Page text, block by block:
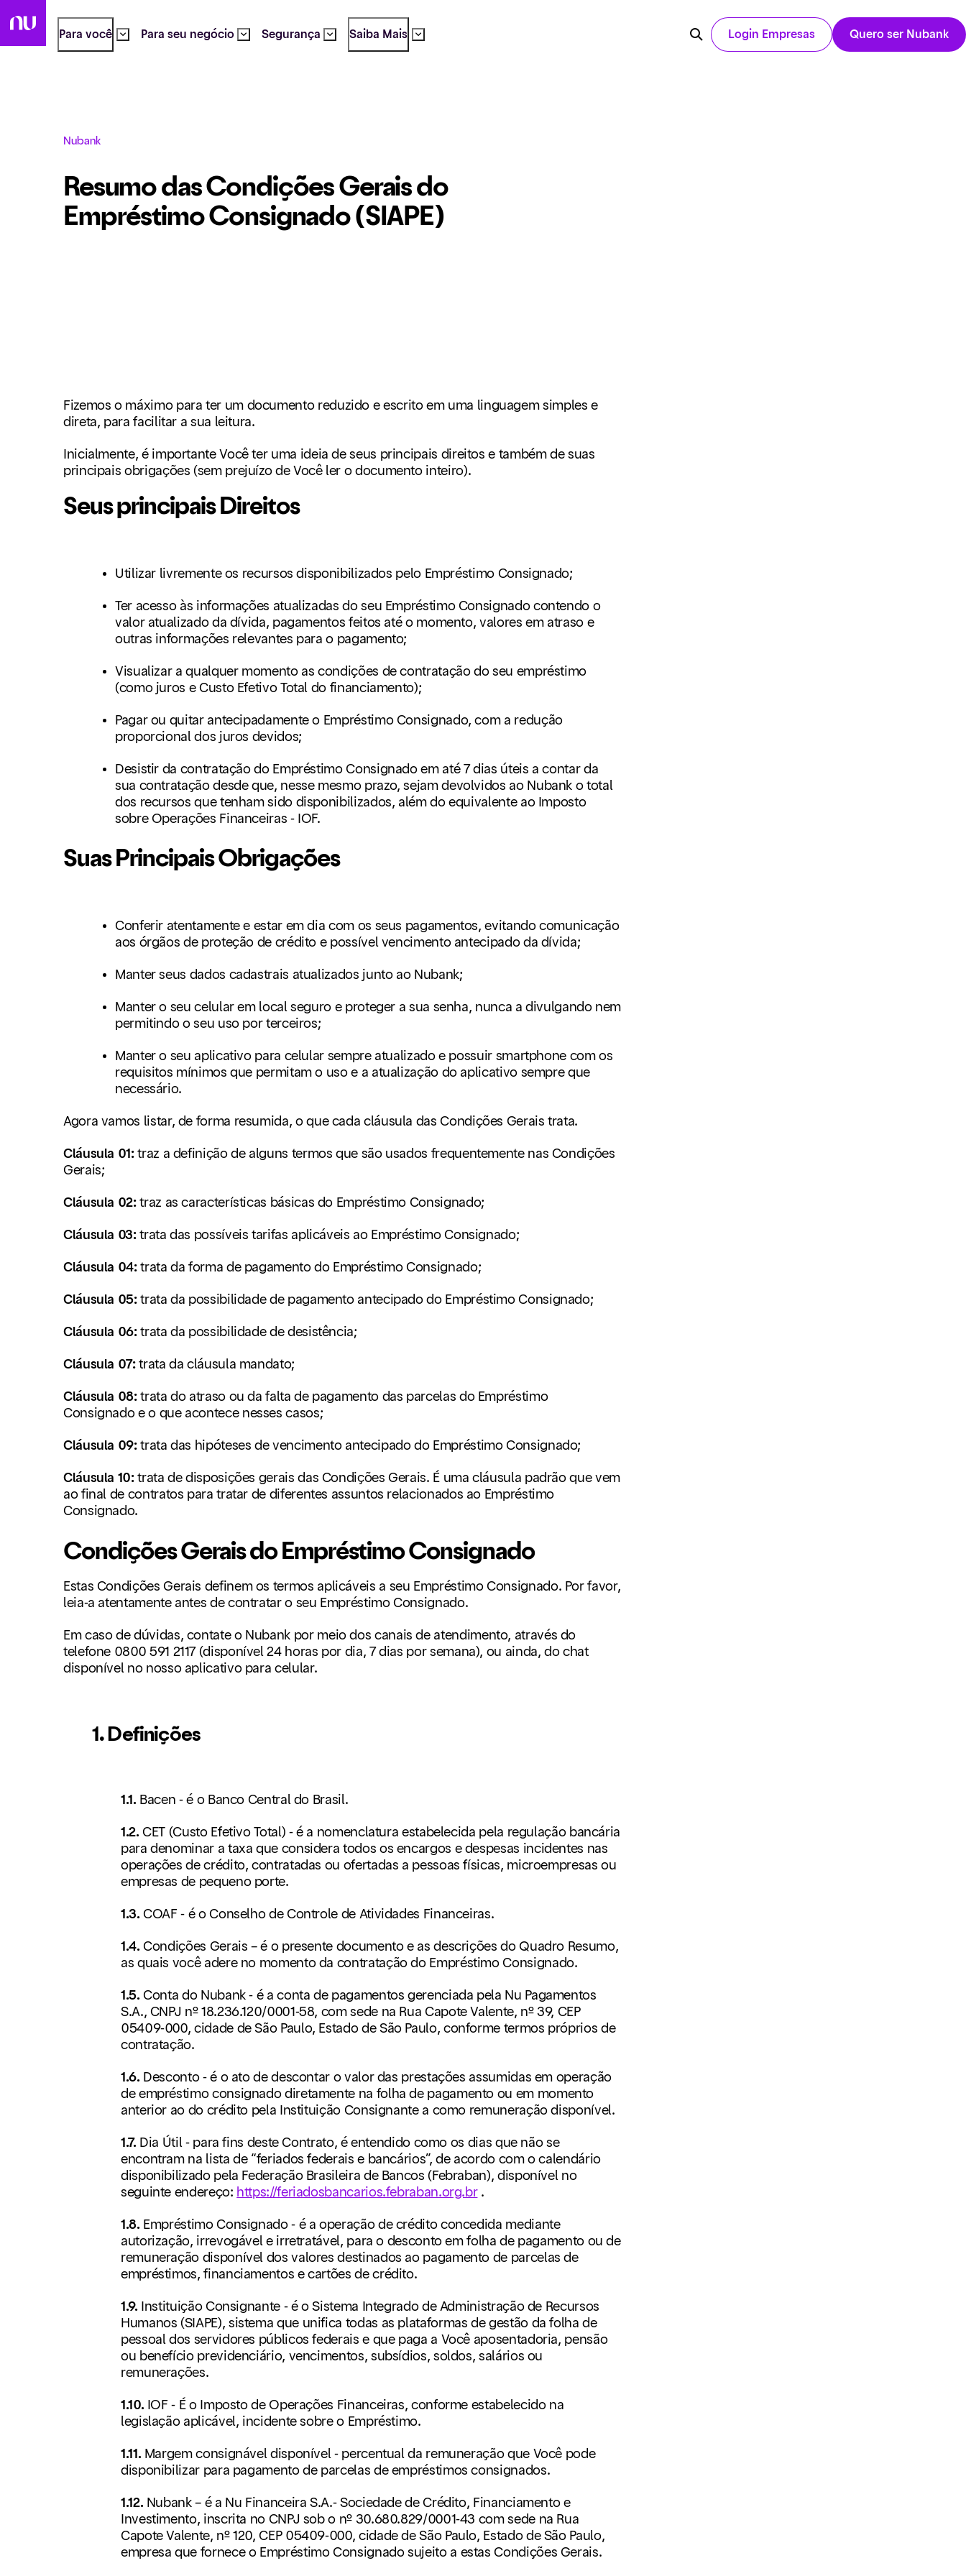
Para você Para seu negócio Segurança Saiba Mais Login Empresas Quero ser Nubank
Nubank
Resumo das Condições Gerais do
Empréstimo Consignado (SIAPE)
Fizemos o máximo para ter um documento reduzido e escrito em uma linguagem simples e
direta, para facilitar a sua leitura.
Inicialmente, é importante Você ter uma ideia de seus principais direitos e também de suas
principais obrigações (sem prejuízo de Você ler o documento inteiro).
Seus principais Direitos
Utilizar livremente os recursos disponibilizados pelo Empréstimo Consignado;
Ter acesso às informações atualizadas do seu Empréstimo Consignado contendo o
valor atualizado da dívida, pagamentos feitos até o momento, valores em atraso e
outras informações relevantes para o pagamento;
Visualizar a qualquer momento as condições de contratação do seu empréstimo
(como juros e Custo Efetivo Total do financiamento);
Pagar ou quitar antecipadamente o Empréstimo Consignado, com a redução
proporcional dos juros devidos;
Desistir da contratação do Empréstimo Consignado em até 7 dias úteis a contar da
sua contratação desde que, nesse mesmo prazo, sejam devolvidos ao Nubank o total
dos recursos que tenham sido disponibilizados, além do equivalente ao Imposto
sobre Operações Financeiras - IOF.
Suas Principais Obrigações
Conferir atentamente e estar em dia com os seus pagamentos, evitando comunicação
aos órgãos de proteção de crédito e possível vencimento antecipado da dívida;
Manter seus dados cadastrais atualizados junto ao Nubank;
Manter o seu celular em local seguro e proteger a sua senha, nunca a divulgando nem
permitindo o seu uso por terceiros;
Manter o seu aplicativo para celular sempre atualizado e possuir smartphone com os
requisitos mínimos que permitam o uso e a atualização do aplicativo sempre que
necessário.
Agora vamos listar, de forma resumida, o que cada cláusula das Condições Gerais trata.
Cláusula 01: traz a definição de alguns termos que são usados frequentemente nas Condições
Gerais;
Cláusula 02: traz as características básicas do Empréstimo Consignado;
Cláusula 03: trata das possíveis tarifas aplicáveis ao Empréstimo Consignado;
Cláusula 04: trata da forma de pagamento do Empréstimo Consignado;
Cláusula 05: trata da possibilidade de pagamento antecipado do Empréstimo Consignado;
Cláusula 06: trata da possibilidade de desistência;
Cláusula 07: trata da cláusula mandato;
Cláusula 08: trata do atraso ou da falta de pagamento das parcelas do Empréstimo
Consignado e o que acontece nesses casos;
Cláusula 09: trata das hipóteses de vencimento antecipado do Empréstimo Consignado;
Cláusula 10:trata de disposições gerais das Condições Gerais. É uma cláusula padrão que vem
ao final de contratos para tratar de diferentes assuntos relacionados ao Empréstimo
Consignado.
Condições Gerais do Empréstimo Consignado
Estas Condições Gerais definem os termos aplicáveis a seu Empréstimo Consignado. Por favor,
leia-a atentamente antes de contratar o seu Empréstimo Consignado.
Em caso de dúvidas, contate o Nubank por meio dos canais de atendimento, através do
telefone 0800 591 2117 (disponível 24 horas por dia, 7 dias por semana), ou ainda, do chat
disponível no nosso aplicativo para celular.
1. Definições
1.1. Bacen - é o Banco Central do Brasil.
1.2.CET (Custo Efetivo Total) - é a nomenclatura estabelecida pela regulação bancária
para denominar a taxa que considera todos os encargos e despesas incidentes nas
operações de crédito, contratadas ou ofertadas a pessoas físicas, microempresas ou
empresas de pequeno porte.
1.3. COAF - é o Conselho de Controle de Atividades Financeiras.
1.4.Condições Gerais – é o presente documento e as descrições do Quadro Resumo,
as quais você adere no momento da contratação do Empréstimo Consignado.
1.5.Conta do Nubank - é a conta de pagamentos gerenciada pela Nu Pagamentos
S.A., CNPJ nº 18.236.120/0001-58, com sede na Rua Capote Valente, nº 39, CEP
05409-000, cidade de São Paulo, Estado de São Paulo, conforme termos próprios de
contratação.
1.6. Desconto - é o ato de descontar o valor das prestações assumidas em operação
de empréstimo consignado diretamente na folha de pagamento ou em momento
anterior ao do crédito pela Instituição Consignante a como remuneração disponível.
1.7. Dia Útil - para fins deste Contrato, é entendido como os dias que não se
encontram na lista de “feriados federais e bancários”, de acordo com o calendário
disponibilizado pela Federação Brasileira de Bancos (Febraban), disponível no
seguinte endereço: https://feriadosbancarios.febraban.org.br.
1.8. Empréstimo Consignado - é a operação de crédito concedida mediante
autorização, irrevogável e irretratável, para o desconto em folha de pagamento ou de
remuneração disponível dos valores destinados ao pagamento de parcelas de
empréstimos, financiamentos e cartões de crédito.
1.9.
Instituição Consignante - é o Sistema Integrado de Administração de Recursos
Humanos (SIAPE), sistema que unifica todas as plataformas de gestão da folha de
pessoal dos servidores públicos federais e que paga a Você aposentadoria, pensão
ou benefício previdenciário, vencimentos, subsídios, soldos, salários ou
remunerações.
1.10. IOF - É o Imposto de Operações Financeiras, conforme estabelecido na
legislação aplicável, incidente sobre o Empréstimo.
1.11. Margem consignável disponível - percentual da remuneração que Você pode
disponibilizar para pagamento de parcelas de empréstimos consignados.
1.12. Nubank – é a Nu Financeira S.A.- Sociedade de Crédito, Financiamento e
Investimento, inscrita no CNPJ sob o nº 30.680.829/0001-43 com sede na Rua
Capote Valente, nº 120, CEP 05409-000, cidade de São Paulo, Estado de São Paulo,
empresa que fornece o Empréstimo Consignado sujeito a estas Condições Gerais.